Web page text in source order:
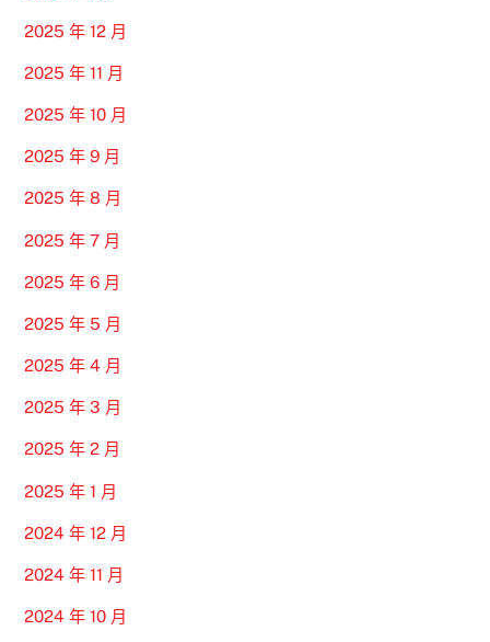
2025 年 12 月
2025 年 11 月
2025 年 10 月
2025 年 9 月
2025 年 8 月
2025 年 7 月
2025 年 6 月
2025 年 5 月
2025 年 4 月
2025 年 3 月
2025 年 2 月
2025 年 1 月
2024 年 12 月
2024 年 11 月
2024 年 10 月